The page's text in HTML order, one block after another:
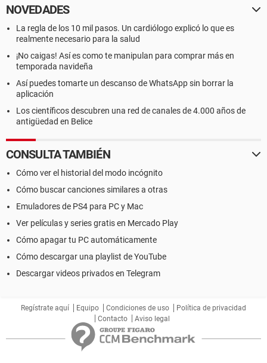
NOVEDADES
La regla de los 10 mil pasos. Un cardiólogo explicó lo que es
realmente necesario para la salud
¡No caigas! Así es como te manipulan para comprar más en
temporada navideña
Así puedes tomarte un descanso de WhatsApp sin borrar la
aplicación
Los científicos descubren una red de canales de 4.000 años de
antigüedad en Belice
CONSULTA TAMBIÉN
Cómo ver el historial del modo incógnito
Cómo buscar canciones similares a otras
Emuladores de PS4 para PC y Mac
Ver películas y series gratis en Mercado Play
Cómo apagar tu PC automáticamente
Cómo descargar una playlist de YouTube
Descargar videos privados en Telegram
Regístrate aquí Equipo Condiciones de uso
Política de privacidad
Contacto
Aviso legal